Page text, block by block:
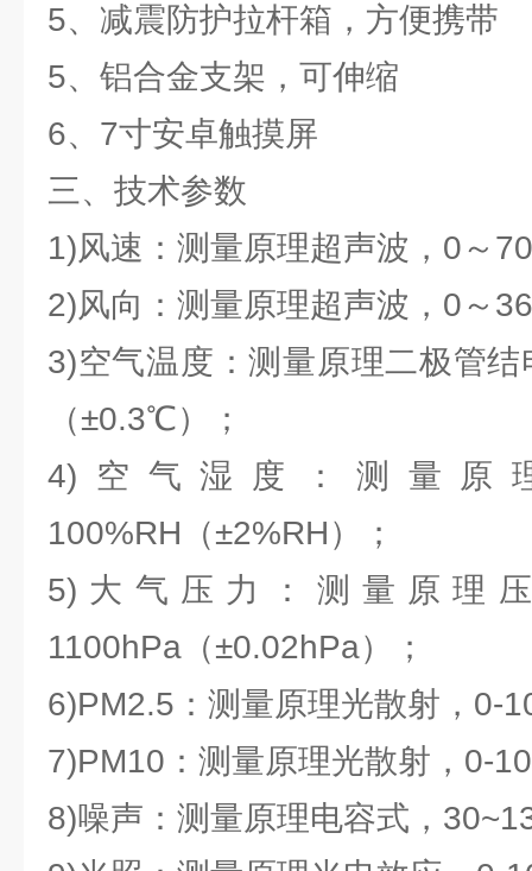
5、减震防护拉杆箱，方便携带
5、铝合金支架，可伸缩
6、7寸安卓触摸屏
三、技术参数
1)风速：测量原理超声波，0～
2)风向：测量原理超声波，0～
3)空气温度：测量原理二极管
（±0.3℃）；
4)空气湿度：测量原
100%RH（±2%RH）；
5)大气压力：测量原理
1100hPa（±0.02hPa）；
6)PM2.5：测量原理光散射，0-
7)PM10：测量原理光散射，0-
8)噪声：测量原理电容式，